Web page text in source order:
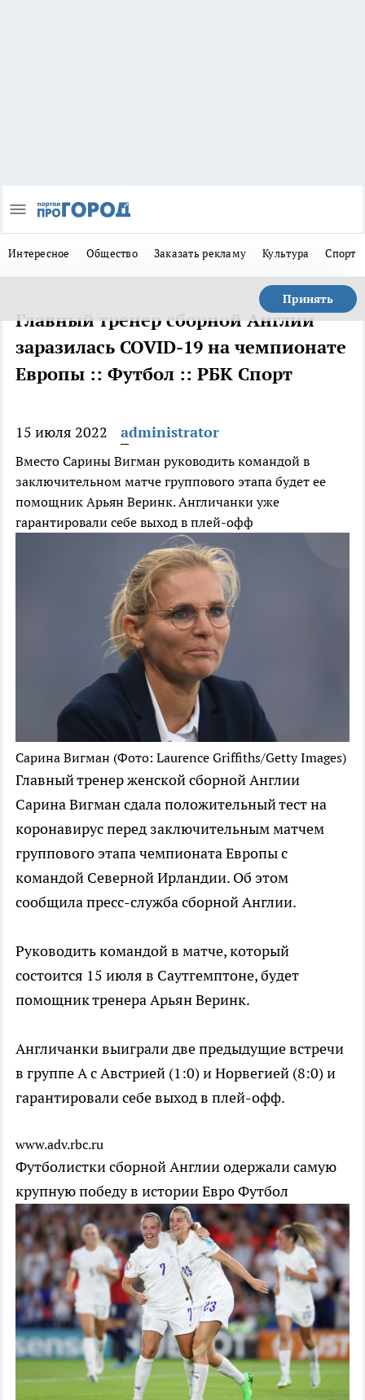
Интересное Общество Заказать рекламу Культура Спорт
Принять
Главный тренер сборной Англии
заразилась COVID-19 на чемпионате
Европы :: Футбол :: РБК Спорт
15 июля 2022 administrator
Вместо Сарины Вигман руководить командой в
заключительном матче группового этапа будет ее
помощник Арьян Веринк. Англичанки уже
гарантировали себе выход в плей-офф
Сарина Вигман (Фото: Laurence Griffiths/Getty Images)
Главный тренер женской сборной Англии
Сарина Вигман сдала положительный тест на
коронавирус перед заключительным матчем
группового этапа чемпионата Европы с
командой Северной Ирландии. Об этом
сообщила пресс-служба сборной Англии.
Руководить командой в матче, который
состоится 15 июля в Саутгемптоне, будет
помощник тренера Арьян Веринк.
Англичанки выиграли две предыдущие встречи
в группе А с Австрией (1:0) и Норвегией (8:0) и
гарантировали себе выход в плей-офф.
www.adv.rbc.ru
Футболистки сборной Англии одержали самую
крупную победу в истории ЕвроФутбол